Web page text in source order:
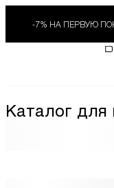
-7% НА ПЕРВУЮ
Каталог для